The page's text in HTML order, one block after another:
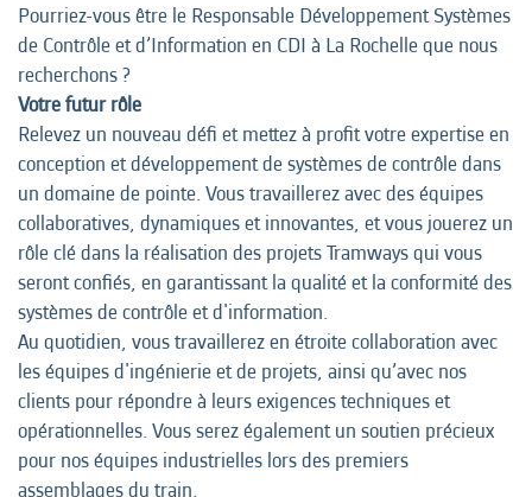
Pourriez-vous être le Responsable Développement Systèmes
de Contrôle et d’Information en CDI à La Rochelle que nous
recherchons ?
Votre futur rôle
Relevez un nouveau défi et mettez à profit votre expertise en
conception et développement de systèmes de contrôle dans
un domaine de pointe. Vous travaillerez avec des équipes
collaboratives, dynamiques et innovantes, et vous jouerez un
rôle clé dans la réalisation des projets Tramways qui vous
seront confiés, en garantissant la qualité et la conformité des
systèmes de contrôle et d'information.
Au quotidien, vous travaillerez en étroite collaboration avec
les équipes d'ingénierie et de projets, ainsi qu’avec nos
clients pour répondre à leurs exigences techniques et
opérationnelles. Vous serez également un soutien précieux
pour nos équipes industrielles lors des premiers
assemblages du train.